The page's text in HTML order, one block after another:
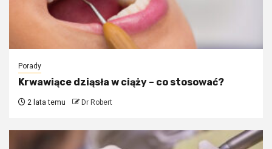
Porady
Krwawiące dziąsła w ciąży – co stosować?
2 lata temu Dr Robert